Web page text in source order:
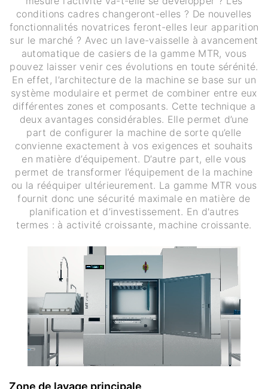
conditions cadres changeront-elles ? De nouvelles
fonctionnalités novatrices feront-elles leur apparition
sur le marché ? Avec un lave-vaisselle à avancement
automatique de casiers de la gamme MTR, vous
pouvez laisser venir ces évolutions en toute sérénité.
En effet, l’architecture de la machine se base sur un
système modulaire et permet de combiner entre eux
différentes zones et composants. Cette technique a
deux avantages considérables. Elle permet d’une
part de configurer la machine de sorte qu’elle
convienne exactement à vos exigences et souhaits
en matière d’équipement. D’autre part, elle vous
permet de transformer l’équipement de la machine
ou la rééquiper ultérieurement. La gamme MTR vous
fournit donc une sécurité maximale en matière de
planification et d’investissement. En d'autres
termes : à activité croissante, machine croissante.
Zone de lavage principale